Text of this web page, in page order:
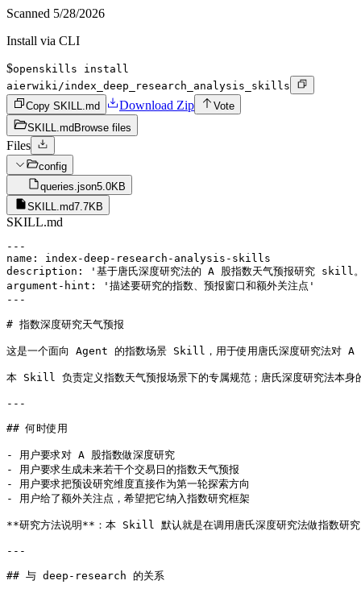
Scanned 5/28/2026
Install via CLI
$openskills install
aierwiki/index_deep_research_analysis_skills
Copy SKILL.md
Download Zip
Vote
SKILL.md Browse files
Files
config
queries.json5.0KB
SKILL.md7.7KB
SKILL.md
---
name: index-deep-research-analysis-skills
description: '基于唐氏深度研究法的 A 股指数天气预报研究 skill。用于
argument-hint: '描述要研究的指数、预报窗口和额外关注点'
---
# 指数深度研究天气预报
这是一个面向 Agent 的指数场景 Skill，用于使用唐氏深度研究法对 A
本 Skill 负责定义指数天气预报场景下的专属规范；唐氏深度研究法本
---
## 何时使用
- 用户要求对 A 股指数做深度研究
- 用户要求生成未来若干个交易日的指数天气预报
- 用户要求把预设研究维度直接作为第一轮探索方向
- 用户给了额外关注点，希望把它纳入指数研究框架
**研究方法说明**：本 Skill 默认就是在调用唐氏深度研究法做指数
---
## 与 deep-research 的关系